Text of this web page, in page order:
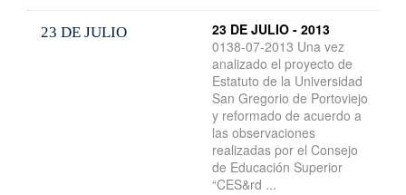
23 DE JULIO
23 DE JULIO - 2013
0138-07-2013 Una vez
analizado el proyecto de
Estatuto de la Universidad
San Gregorio de Portoviejo
y reformado de acuerdo a
las observaciones
realizadas por el Consejo
de Educación Superior
“CES&rd ...